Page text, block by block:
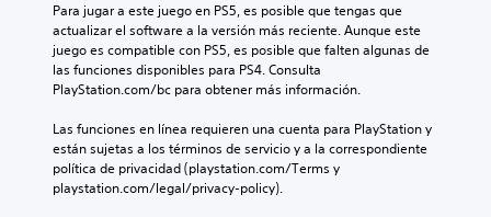
Para jugar a este juego en PS5, es posible que tengas que
actualizar el software a la versión más reciente. Aunque este
juego es compatible con PS5, es posible que falten algunas de
las funciones disponibles para PS4. Consulta
PlayStation.com/bc para obtener más información.
Las funciones en línea requieren una cuenta para PlayStation y
están sujetas a los términos de servicio y a la correspondiente
política de privacidad (playstation.com/Terms y
playstation.com/legal/privacy-policy).